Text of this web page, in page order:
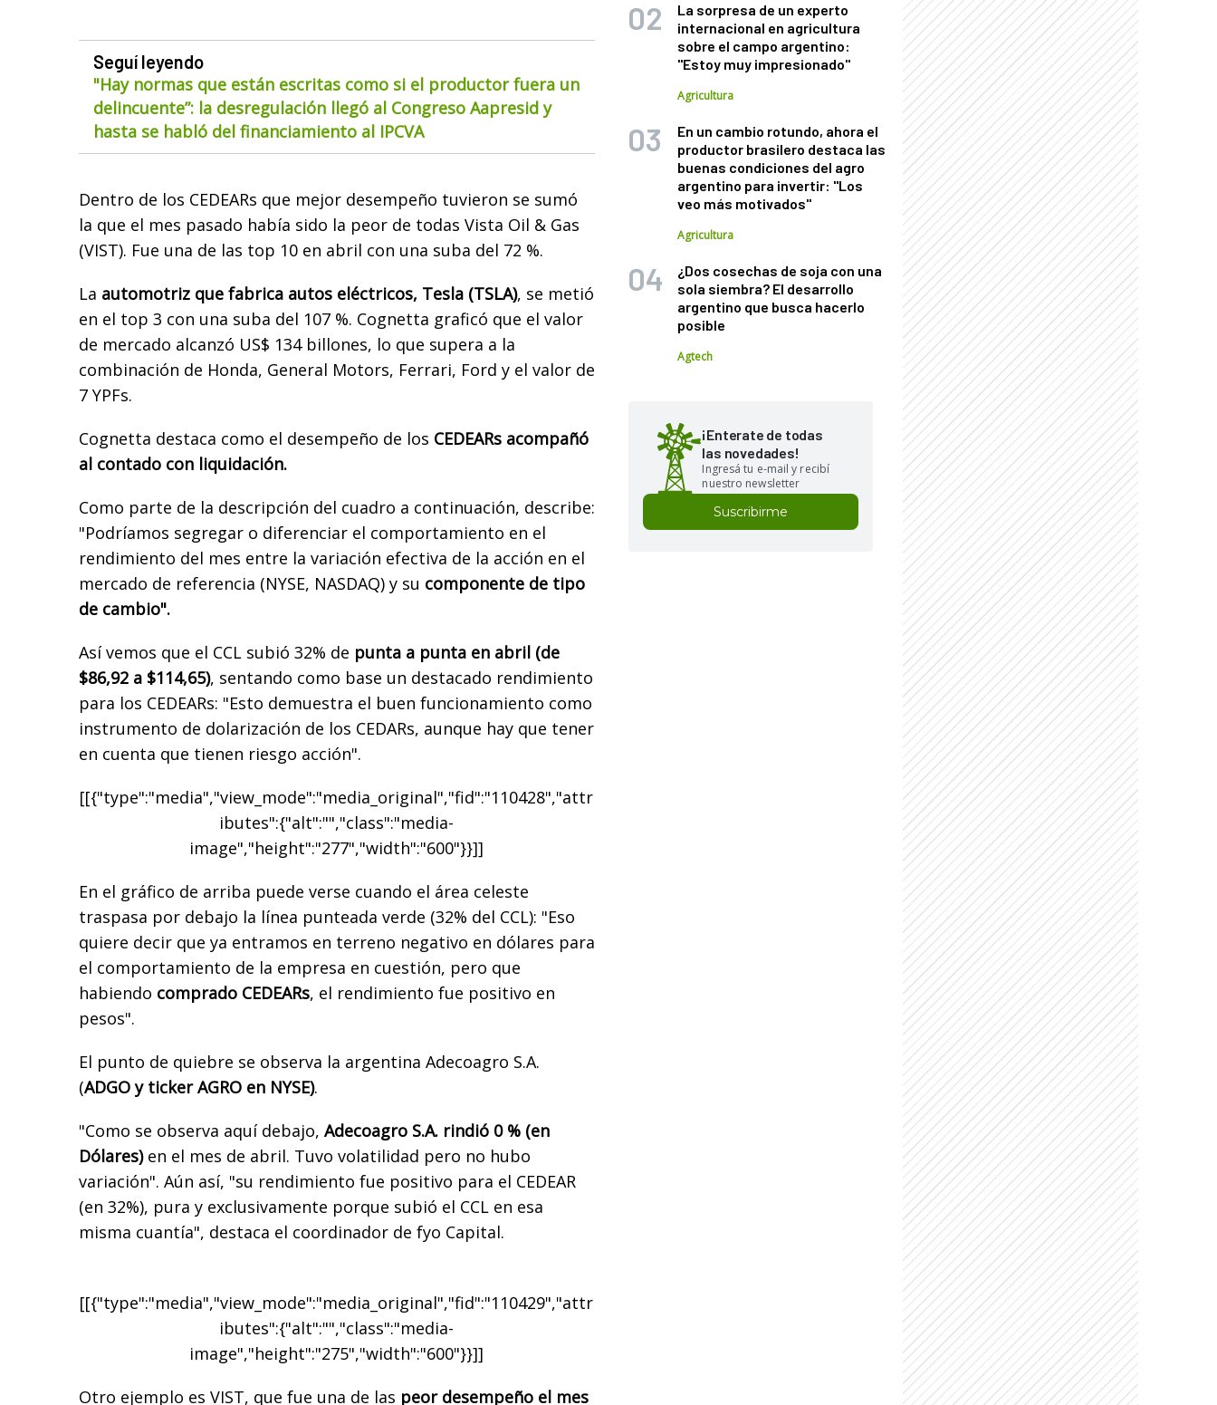
Seguí leyendo
"Hay normas que están escritas como si el productor fuera un
delincuente”: la desregulación llegó al Congreso Aapresid y
hasta se habló del financiamiento al IPCVA
Dentro de los CEDEARs que mejor desempeño tuvieron se sumó
la que el mes pasado había sido la peor de todas Vista Oil & Gas
(VIST). Fue una de las top 10 en abril con una suba del 72 %.
La automotriz que fabrica autos eléctricos, Tesla (TSLA), se metió
en el top 3 con una suba del 107 %. Cognetta graficó que el valor
de mercado alcanzó US$ 134 billones, lo que supera a la
combinación de Honda, General Motors, Ferrari, Ford y el valor de
7 YPFs.
Cognetta destaca como el desempeño de los CEDEARs acompañó
al contado con liquidación.
Como parte de la descripción del cuadro a continuación, describe:
"Podríamos segregar o diferenciar el comportamiento en el
rendimiento del mes entre la variación efectiva de la acción en el
mercado de referencia (NYSE, NASDAQ) y su componente de tipo
de cambio".
Así vemos que el CCL subió 32% de punta a punta en abril (de
$86,92 a $114,65), sentando como base un destacado rendimiento
para los CEDEARs: "Esto demuestra el buen funcionamiento como
instrumento de dolarización de los CEDARs, aunque hay que tener
en cuenta que tienen riesgo acción".
[[{"type":"media","view_mode":"media_original","fid":"110428","attr
ibutes":{"alt":"","class":"media-
image","height":"277","width":"600"}}]]
En el gráfico de arriba puede verse cuando el área celeste
traspasa por debajo la línea punteada verde (32% del CCL): "Eso
quiere decir que ya entramos en terreno negativo en dólares para
el comportamiento de la empresa en cuestión, pero que
habiendo comprado CEDEARs, el rendimiento fue positivo en
pesos".
El punto de quiebre se observa la argentina Adecoagro S.A.
(ADGO y ticker AGRO en NYSE).
"Como se observa aquí debajo, Adecoagro S.A. rindió 0 % (en
Dólares)en el mes de abril. Tuvo volatilidad pero no hubo
variación". Aún así, "su rendimiento fue positivo para el CEDEAR
(en 32%), pura y exclusivamente porque subió el CCL en esa
misma cuantía", destaca el coordinador de fyo Capital.
[[{"type":"media","view_mode":"media_original","fid":"110429","attr
ibutes":{"alt":"","class":"media-
image","height":"275","width":"600"}}]]
Otro ejemplo es VIST, que fue una de las peor desempeño el mes
La sorpresa de un experto
internacional en agricultura
sobre el campo argentino:
"Estoy muy impresionado"
Agricultura
En un cambio rotundo, ahora el
productor brasilero destaca las
buenas condiciones del agro
argentino para invertir: "Los
veo más motivados"
Agricultura
¿Dos cosechas de soja con una
sola siembra? El desarrollo
argentino que busca hacerlo
posible
Agtech
¡Enterate de todas
las novedades!
Ingresá tu e-mail y recibí
nuestro newsletter
Suscribirme